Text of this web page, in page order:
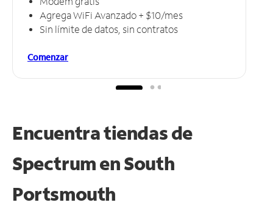
Agrega WiFi Avanzado + $10/mes
Sin límite de datos, sin contratos
Comenzar
Encuentra tiendas de
Spectrum enSouth
Portsmouth